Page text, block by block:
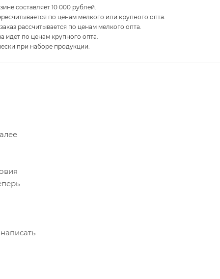
составляет 10 000 рублей.
по ценам мелкого или крупного опта.
рассчитывается по ценам мелкого опта.
идет по ценам крупного опта.
при наборе продукции.